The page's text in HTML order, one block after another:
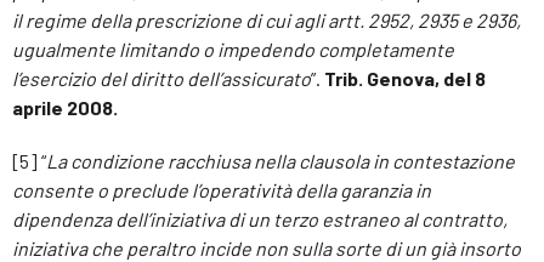
il regime della prescrizione di cui agli artt. 2952, 2935 e 2936,
ugualmente limitando o impedendo completamente
l’esercizio del diritto dell’assicurato”. Trib. Genova, del 8
aprile 2008.
[5] “La condizione racchiusa nella clausola in contestazione
consente o preclude l’operatività della garanzia in
dipendenza dell’iniziativa di un terzo estraneo al contratto,
iniziativa che peraltro incide non sulla sorte di un già insorto